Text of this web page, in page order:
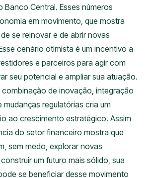
Banco Central. Esses números
em movimento, que mostra
se reinovar e de abrir novas
cenário otimista é um incentivo a
e parceiros para agir com
seu potencial e ampliar sua atuação.
de inovação, integração
regulatórias cria um
ao crescimento estratégico. Assim
do setor financeiro mostra que
sem medo, explorar novas
um futuro mais sólido, sua
se beneficiar desse movimento